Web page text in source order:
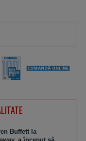
Buffett la